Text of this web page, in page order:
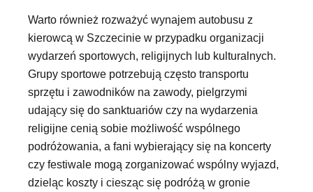
Warto również rozważyć wynajem autobusu z
kierowcą w Szczecinie w przypadku organizacji
wydarzeń sportowych, religijnych lub kulturalnych.
Grupy sportowe potrzebują często transportu
sprzętu i zawodników na zawody, pielgrzymi
udający się do sanktuariów czy na wydarzenia
religijne cenią sobie możliwość wspólnego
podróżowania, a fani wybierający się na koncerty
czy festiwale mogą zorganizować wspólny wyjazd,
dzieląc koszty i ciesząc się podróżą w gronie